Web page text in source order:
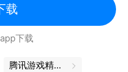
载
下载
腾讯游戏精品汇聚，让你畅玩不停